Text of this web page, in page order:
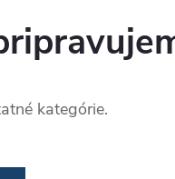
kategórie.